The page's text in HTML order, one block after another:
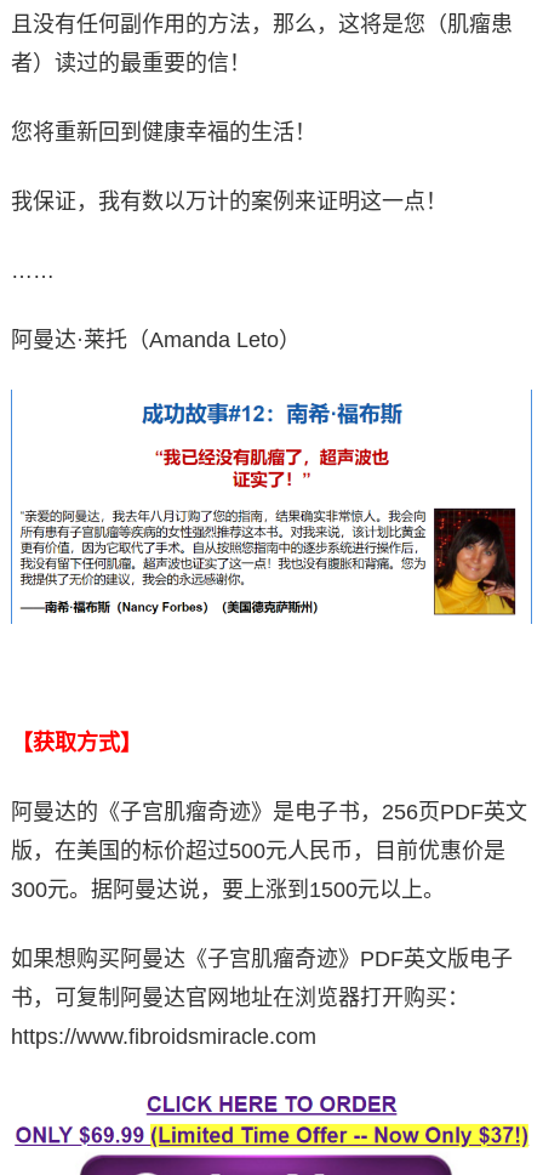
且没有任何副作用的方法，那么，这将是您（肌瘤患
者）读过的最重要的信！
您将重新回到健康幸福的生活！
我保证，我有数以万计的案例来证明这一点！
……
阿曼达·莱托（Amanda Leto）
【获取方式】
阿曼达的《子宫肌瘤奇迹》是电子书，256页PDF英文
版，在美国的标价超过500元人民币，目前优惠价是
300元。据阿曼达说，要上涨到1500元以上。
如果想购买阿曼达《子宫肌瘤奇迹》PDF英文版电子
书，可复制阿曼达官网地址在浏览器打开购买：
https://www.fibroidsmiracle.com